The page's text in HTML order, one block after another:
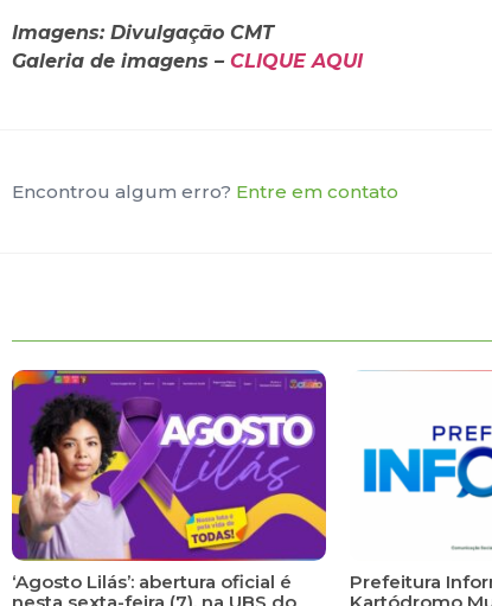
Imagens: Divulgação CMT
Galeria de imagens – CLIQUE AQUI
Encontrou algum erro? Entre em contato
‘Agosto Lilás’: abertura oficial é
Prefeitura